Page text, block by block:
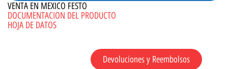
VENTA EN MEXICO FESTO
DOCUMENTACION DEL PRODUCTO
HOJA DE DATOS
Devoluciones y Reembolsos